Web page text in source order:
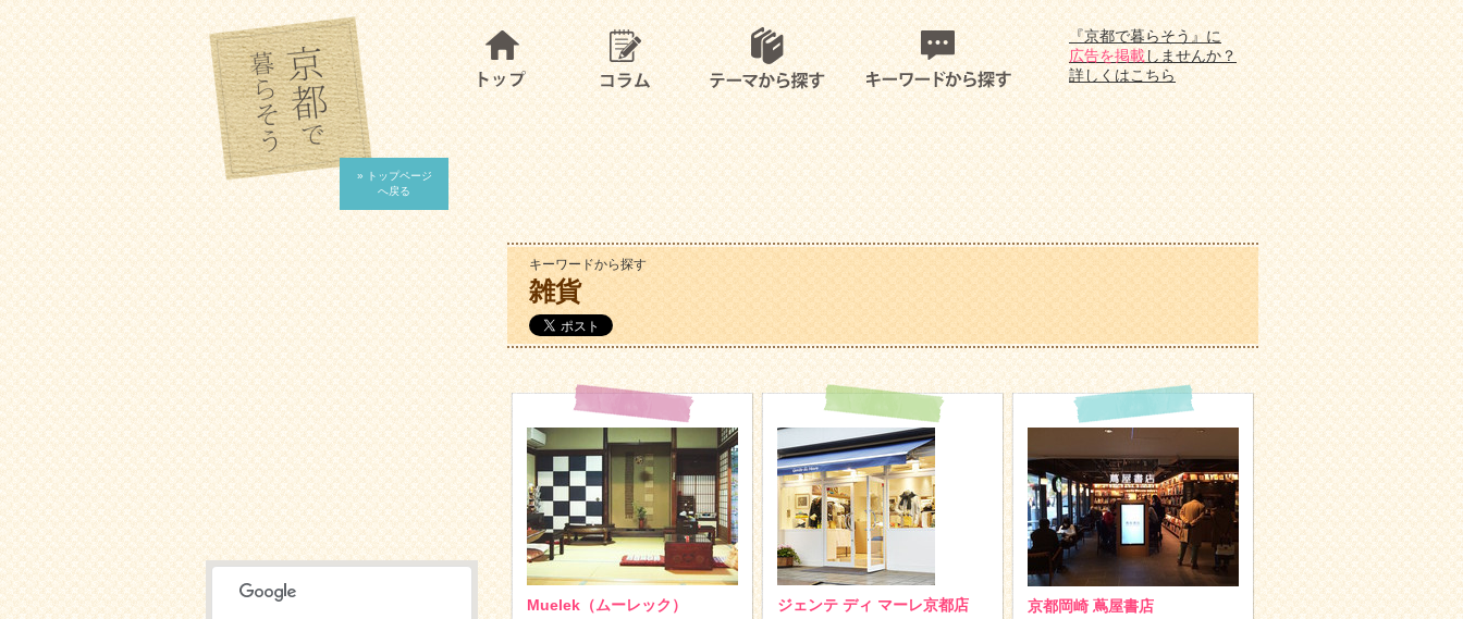
» トップページ
へ戻る
『京都で暮らそう』に
広告を掲載しませんか？
詳しくはこちら
キーワードから探す
雑貨
Muelek（ムーレック） ジェンテ ディ マーレ京都店 京都岡崎 蔦屋書店